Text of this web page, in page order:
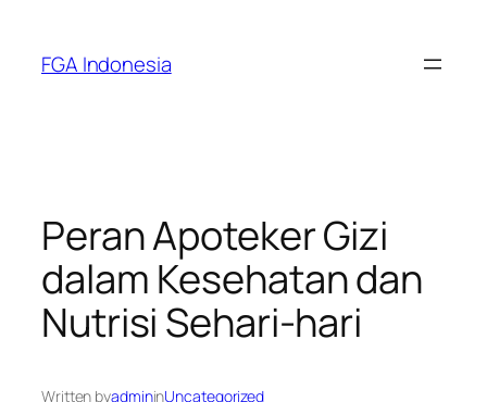
content
FGA Indonesia
Peran Apoteker Gizi
dalam Kesehatan dan
Nutrisi Sehari-hari
Written byadmininUncategorized